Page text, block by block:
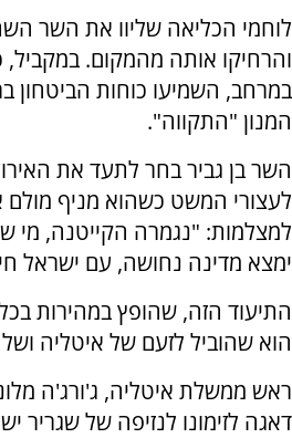
לוחמי הכליאה שליוו את השר
והרחיקו אותה מהמקום.
במרחב, השמיעו כוחות הביטחון
המנון "התקווה".
השר בן גביר בחר לתעד את
לעצורי המשט כשהוא מניף
למצלמות: "נגמרה הקייטנה, מי
ימצא מדינה נחושה, עם ישראל
התיעוד הזה, שהופץ במהירות
הוא שהוביל לזעם של איטליה
ראש ממשלת איטליה, ג'ורג'ה
דאגה לזימונו לנזיפה של שגריר